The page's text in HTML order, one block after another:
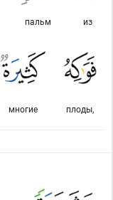
из
пальм
плоды,
многие